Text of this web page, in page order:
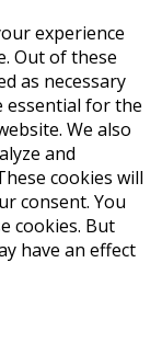
experience
Out of these
as necessary
essential for the
We also
and
cookies will
consent. You
cookies. But
have an effect